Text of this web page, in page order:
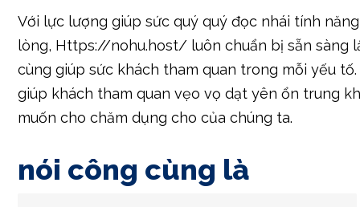
Với lực lượng giúp sức quý quý đọc nhái tính
lòng, Https://nohu.host/ luôn chuẩn bị sẵn sàng
cùng giúp sức khách tham quan trong mỗi yếu
giúp khách tham quan vẹo vọ dạt yên ổn trung
muốn cho chăm dụng cho của chúng ta.
nói công cùng là